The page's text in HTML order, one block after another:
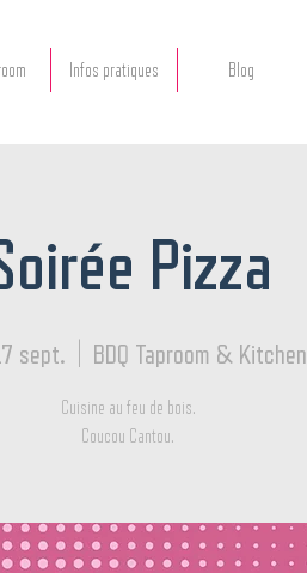
Infos pratiques Blog
Pizza
sept. BDQ Taproom & Kitchen
Cuisine au feu de bois.
Coucou Cantou.